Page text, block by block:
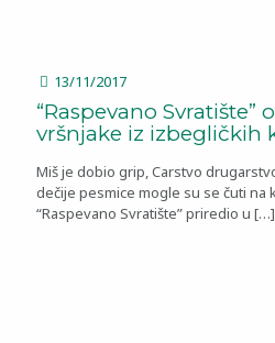
13/11/2017
“Raspevano Svratište”
vršnjake iz izbegličkih
Miš je dobio grip, Carstvo
dečije pesmice mogle su se čuti na
“Raspevano Svratište” priredio u […]